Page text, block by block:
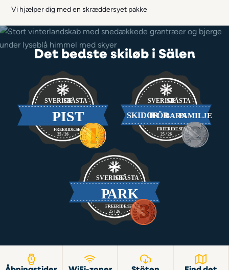
Vi hjælper dig med en skræddersyet pakke
Det bedste skiløb i Sälen